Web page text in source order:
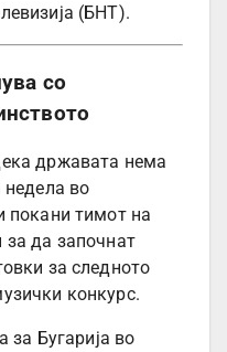
(БНТ).
со
државата нема
во
покани тимот на
за да започнат
за следното
конкурс.
за Бугарија во